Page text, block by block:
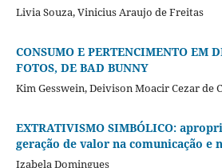
Livia Souza, Vinicius Araujo de Freitas
CONSUMO E PERTENCIMENTO EM
FOTOS, DE BAD BUNNY
Kim Gesswein, Deivison Moacir Cezar de
EXTRATIVISMO SIMBÓLICO:
geração de valor na comunicação e
Izabela Domingues